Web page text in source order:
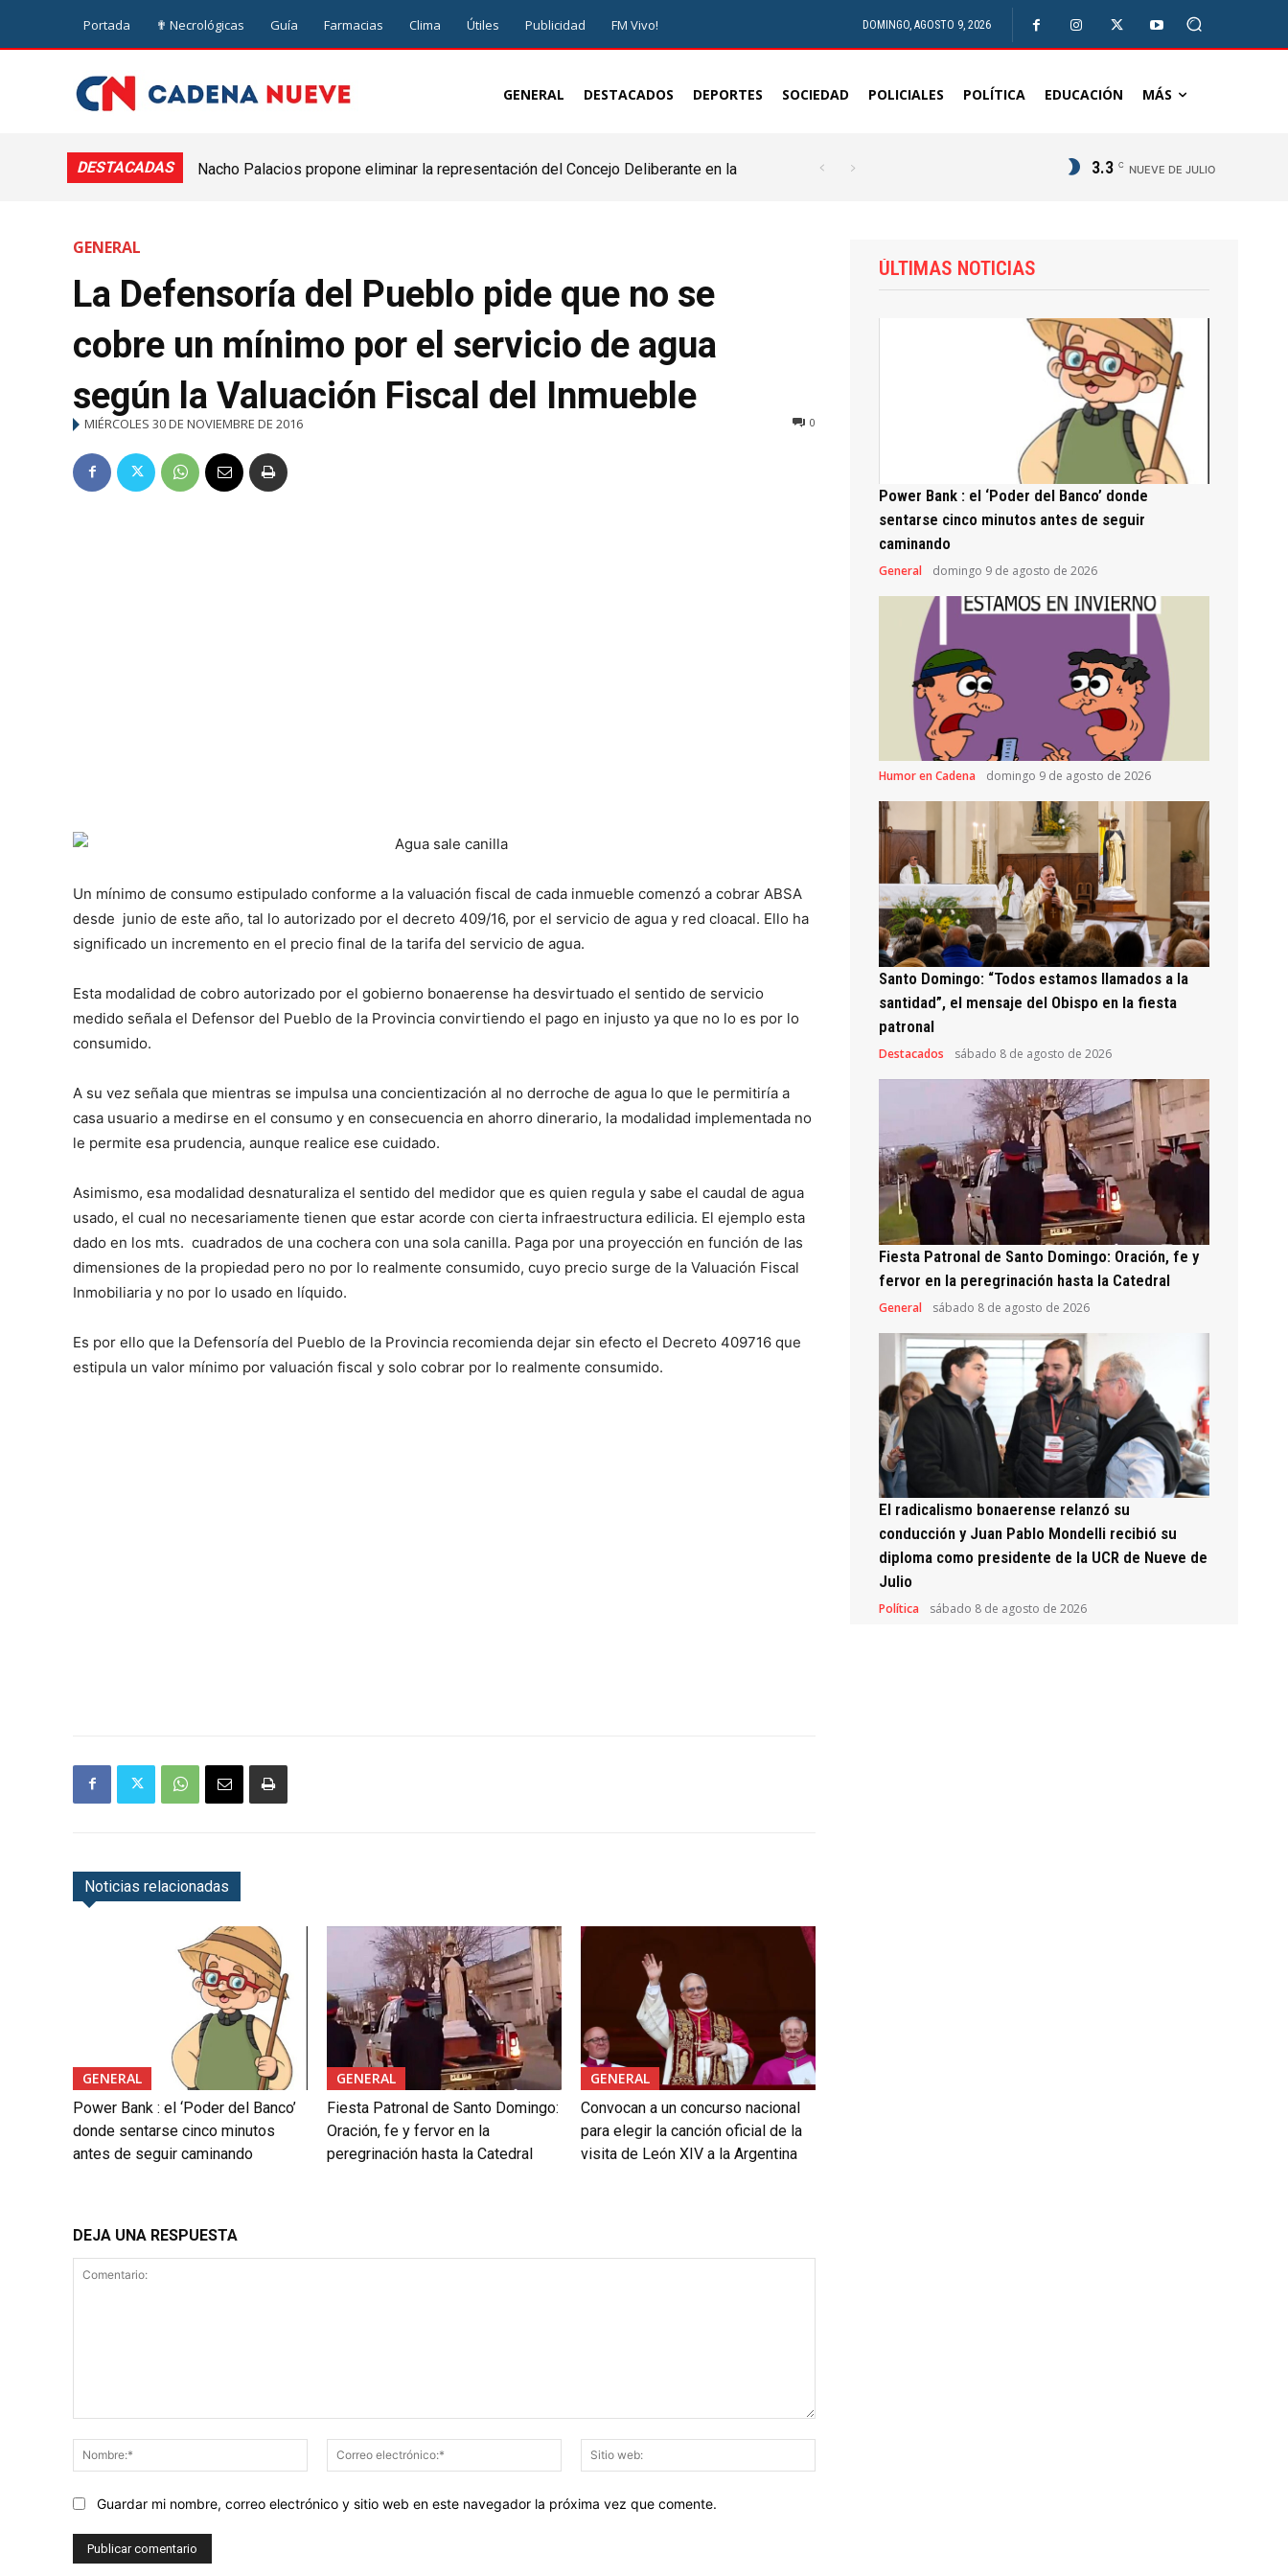
Portada ✟ Necrológicas Guía Farmacias Clima Útiles Publicidad FM Vivo! DOMINGO, AGOSTO 9, 2026
GENERAL DESTACADOS DEPORTES SOCIEDAD POLICIALES POLÍTICA EDUCACIÓN MÁS
DESTACADAS
Nacho Palacios propone eliminar la representación del Concejo Deliberante en la
3.3 C NUEVE DE JULIO
GENERAL
La Defensoría del Pueblo pide que no se
cobre un mínimo por el servicio de agua
según la Valuación Fiscal del Inmueble
MIÉRCOLES 30 DE NOVIEMBRE DE 2016 0
Un mínimo de consumo estipulado conforme a la valuación fiscal de cada inmueble comenzó a cobrar ABSA
desde junio de este año, tal lo autorizado por el decreto 409/16, por el servicio de agua y red cloacal. Ello ha
significado un incremento en el precio final de la tarifa del servicio de agua.
Esta modalidad de cobro autorizado por el gobierno bonaerense ha desvirtuado el sentido de servicio
medido señala el Defensor del Pueblo de la Provincia convirtiendo el pago en injusto ya que no lo es por lo
consumido.
A su vez señala que mientras se impulsa una concientización al no derroche de agua lo que le permitiría a
casa usuario a medirse en el consumo y en consecuencia en ahorro dinerario, la modalidad implementada no
le permite esa prudencia, aunque realice ese cuidado.
Asimismo, esa modalidad desnaturaliza el sentido del medidor que es quien regula y sabe el caudal de agua
usado, el cual no necesariamente tienen que estar acorde con cierta infraestructura edilicia. El ejemplo esta
dado en los mts. cuadrados de una cochera con una sola canilla. Paga por una proyección en función de las
dimensiones de la propiedad pero no por lo realmente consumido, cuyo precio surge de la Valuación Fiscal
Inmobiliaria y no por lo usado en líquido.
Es por ello que la Defensoría del Pueblo de la Provincia recomienda dejar sin efecto el Decreto 409716 que
estipula un valor mínimo por valuación fiscal y solo cobrar por lo realmente consumido.
Noticias relacionadas
GENERAL
Power Bank : el ‘Poder del Banco’
donde sentarse cinco minutos
antes de seguir caminando
GENERAL
Fiesta Patronal de Santo Domingo:
Oración, fe y fervor en la
peregrinación hasta la Catedral
GENERAL
Convocan a un concurso nacional
para elegir la canción oficial de la
visita de León XIV a la Argentina
DEJA UNA RESPUESTA
Nombre:*
Correo
electrónico:*
web:
Guardar mi nombre, correo electrónico y sitio web en este navegador la próxima vez que comente.
ÚLTIMAS NOTICIAS
Power Bank : el ‘Poder del Banco’ donde
sentarse cinco minutos antes de seguir
caminando
General domingo 9 de agosto de 2026
Humor en Cadena domingo 9 de agosto de 2026
Santo Domingo: “Todos estamos llamados a la
santidad”, el mensaje del Obispo en la fiesta
patronal
Destacados sábado 8 de agosto de 2026
Fiesta Patronal de Santo Domingo: Oración, fe y
fervor en la peregrinación hasta la Catedral
General sábado 8 de agosto de 2026
El radicalismo bonaerense relanzó su
conducción y Juan Pablo Mondelli recibió su
diploma como presidente de la UCR de Nueve de
Julio
Política sábado 8 de agosto de 2026